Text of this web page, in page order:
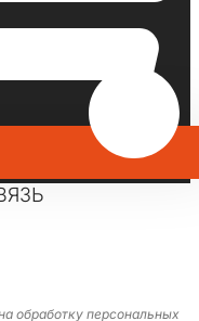
обработку персональных